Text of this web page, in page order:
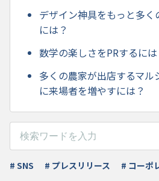
デザイン神具をもっと多く
には？
数学の楽しさをPRするには
多くの農家が出店するマル
に来場者を増やすには？
# SNS # プレスリリース
# コーポ